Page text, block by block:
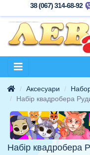
38 (067) 314-68-92
Аксесуари
Набір квадробера
Набір квадробера